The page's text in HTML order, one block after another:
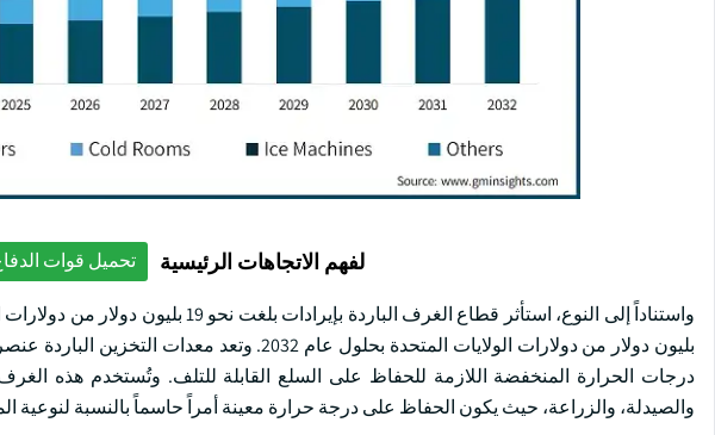
لفهم الاتجاهات الرئيسية تحميل قوات
بليون دولار من دولارات الولايات المتحدة بحلول
درجات الحرارة المنخفضة اللازمة للحفاظ على السلع القابلة للتلف. وتُستخدم هذه
والصيدلة، والزراعة، حيث يكون الحفاظ على درجة حرارة معينة أمراً حاسماً بالنسبة لنوعية